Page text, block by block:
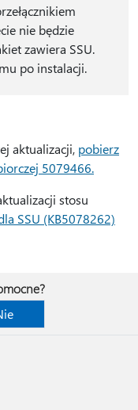
nie będzie
zawiera SSU.
po instalacji.
aktualizacji, pobierz
5079466.
stosu
SSU (KB5078262)